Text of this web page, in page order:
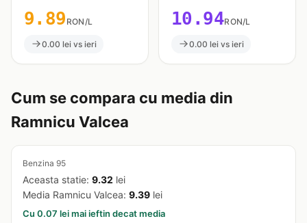
9.89 RON/L
0.00 lei vs ieri
10.94RON/L
0.00 lei vs ieri
Cum se compara cu media din
Ramnicu Valcea
Benzina 95
Aceasta statie: 9.32 lei
Media Ramnicu Valcea: 9.39 lei
Cu 0.07 lei mai ieftin decat media